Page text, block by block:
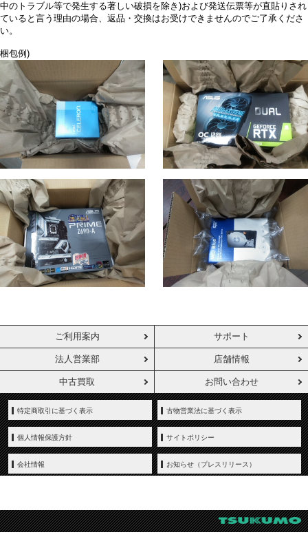
中のトラブル等で発生する著しい破損を除き)および発送伝票等が直貼りされ
ていると言う理由の場合、返品・交換はお受けできませんのでご了承くださ
い。
梱包例)
ご利用案内 サポート
法人営業部 店舗情報
中古買取 お問い合わせ
特定商取引に基づく表示 古物営業法に基づく表示
個人情報保護方針 サイトポリシー
会社情報 お知らせ（プレスリリース）